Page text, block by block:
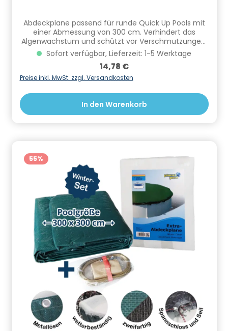
Abdeckplane passend für runde Quick Up Pools mit
einer Abmessung von 300 cm. Verhindert das
Algenwachstum und schützt vor Verschmutzungen.
Informationen zur Produktsicherheit Hersteller/EU
Verantwortliche Person: CF Group Deutschland
GmbH, Bahnhofstraße 68, 73240 Wendlingen, DE,
info.de@cf.group, +4970244048100
Sofort verfügbar, Lieferzeit: 1-5 Werktage
Regulärer Preis:
14,78 €
Preise inkl. MwSt. zzgl. Versandkosten
In den Warenkorb
55%